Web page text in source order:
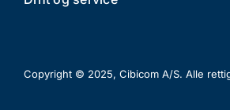
Copyright © 2025, Cibicom A/S. Alle